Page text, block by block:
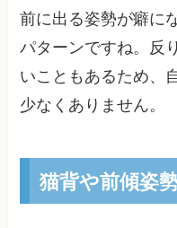
前に出る姿勢が癖に
パターンですね。反
いこともあるため、
少なくありません。
猫背や前傾姿